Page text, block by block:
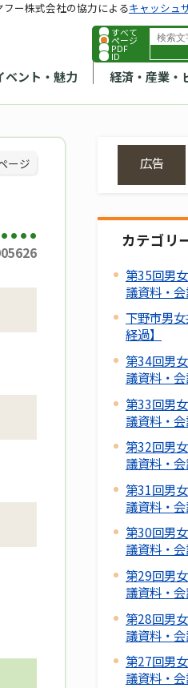
すべて
ページ
PDF
ID
ベント・魅力 経済・産業・
ー株式会社の協力によるキャッシュ
ージ 広告
カテゴリ
第35回男
議資料・
下野市男
経過】
第34回男
議資料・
第33回男
議資料・
第32回男
議資料・
第31回男
議資料・
第30回男
議資料・
第29回男
議資料・
第28回男
議資料・
第27回男
議資料・